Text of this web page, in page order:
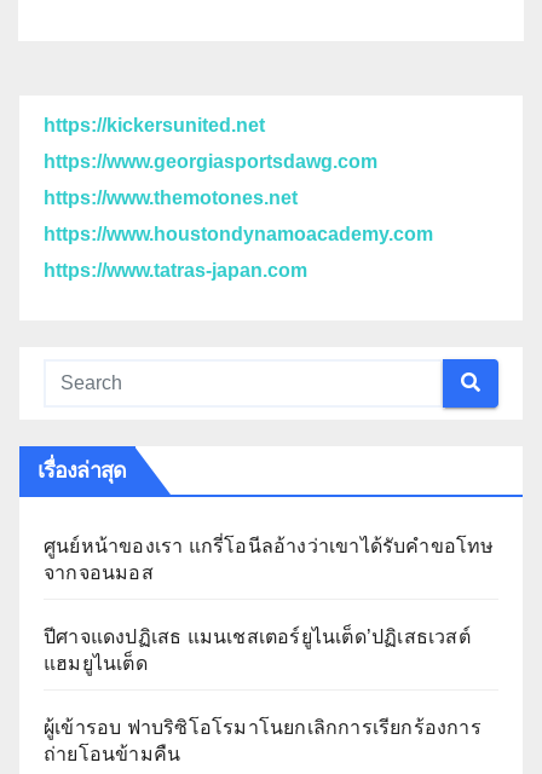
https://kickersunited.net
https://www.georgiasportsdawg.com
https://www.themotones.net
https://www.houstondynamoacademy.com
https://www.tatras-japan.com
เรื่องล่าสุด
ศูนย์หน้าของเรา แกรี่โอนีลอ้างว่าเขาได้รับคำขอโทษ
จากจอนมอส
ปีศาจแดงปฏิเสธ แมนเชสเตอร์ยูไนเต็ด’ปฏิเสธเวสต์
แฮมยูไนเต็ด
ผู้เข้ารอบ ฟาบริซิโอโรมาโนยกเลิกการเรียกร้องการ
ถ่ายโอนข้ามคืน